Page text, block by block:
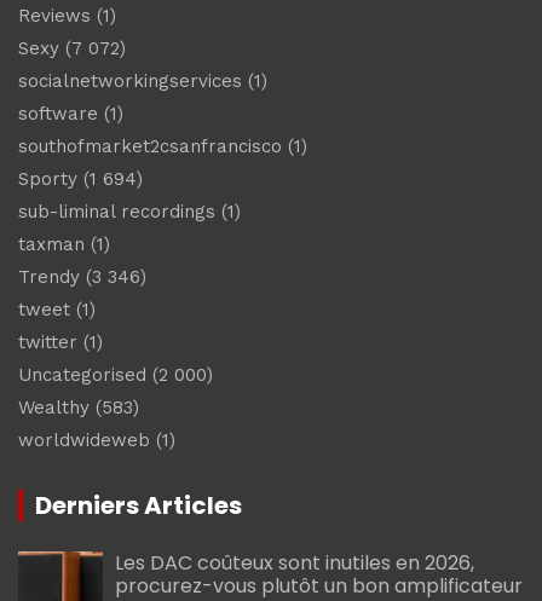
Reviews (1)
Sexy (7 072)
socialnetworkingservices (1)
software (1)
southofmarket2csanfrancisco (1)
Sporty (1 694)
sub-liminal recordings (1)
taxman (1)
Trendy (3 346)
tweet (1)
twitter (1)
Uncategorised (2 000)
Wealthy (583)
worldwideweb (1)
Derniers Articles
Les DAC coûteux sont inutiles en 2026,
procurez-vous plutôt un bon amplificateur